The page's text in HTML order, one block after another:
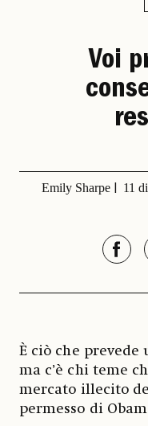
Voi
Emily Sharpe 11
È ciò che prevede
ma c’è chi teme
mercato illecito
permesso di